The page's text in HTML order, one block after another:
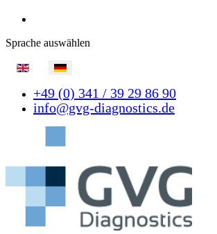
Sprache auswählen
+49 (0) 341 / 39 29 86 90
info@gvg-diagnostics.de